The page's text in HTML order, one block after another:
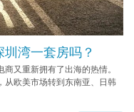
湾一套房吗？
又重新拥有了出海的热情。
从欧美市场转到东南亚、日韩